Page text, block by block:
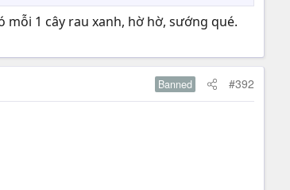
mỗi 1 cây rau xanh, hờ hờ, sướng qué.
Banned #392